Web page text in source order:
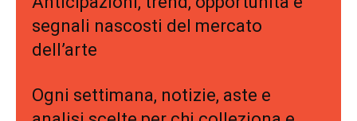
segnali nascosti del mercato
dell’arte
Ogni settimana, notizie, aste e